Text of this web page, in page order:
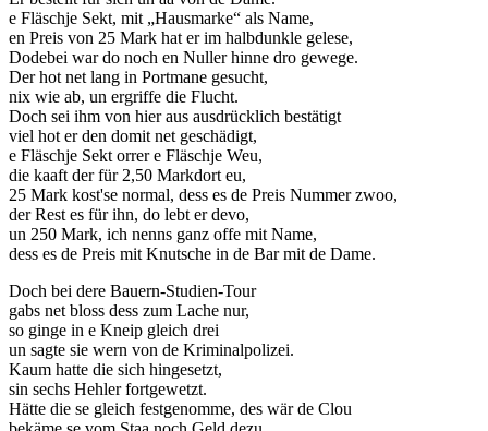
e Fläschje Sekt, mit „Hausmarke“ als Name,
en Preis von 25 Mark hat er im halbdunkle gelese,
Dodebei war do noch en Nuller hinne dro gewege.
Der hot net lang in Portmane gesucht,
nix wie ab, un ergriffe die Flucht.
Doch sei ihm von hier aus ausdrücklich bestätigt
viel hot er den domit net geschädigt,
e Fläschje Sekt orrer e Fläschje Weu,
die kaaft der für 2,50 Markdort eu,
25 Mark kost'se normal, dess es de Preis Nummer zwoo,
der Rest es für ihn, do lebt er devo,
un 250 Mark, ich nenns ganz offe mit Name,
dess es de Preis mit Knutsche in de Bar mit de Dame.
Doch bei dere Bauern-Studien-Tour
gabs net bloss dess zum Lache nur,
so ginge in e Kneip gleich drei
un sagte sie wern von de Kriminalpolizei.
Kaum hatte die sich hingesetzt,
sin sechs Hehler fortgewetzt.
Hätte die se gleich festgenomme, des wär de Clou